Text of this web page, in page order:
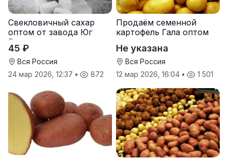
Свекловичный сахар
оптом от завода Юг
Руси
45 ₽
Вся Россия
24 мар 2026, 12:37 • 872
Продаём семенной
картофель Гала оптом
Не указана
Вся Россия
12 мар 2026, 16:04 • 1 501